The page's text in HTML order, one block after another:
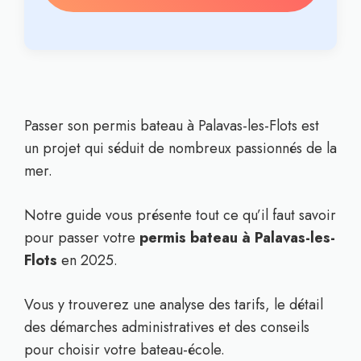
Passer son permis bateau à Palavas-les-Flots est
un projet qui séduit de nombreux passionnés de la
mer.
Notre guide vous présente tout ce qu’il faut savoir
pour passer votre permis bateau à Palavas-les-
Flots en 2025.
Vous y trouverez une analyse des tarifs, le détail
des démarches administratives et des conseils
pour choisir votre bateau-école.